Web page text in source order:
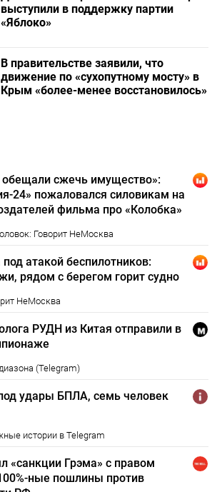
выступили в поддержку партии
«Яблоко»
В правительстве заявили, что
движение по «сухопутному мосту» в
Крым «более-менее восстановилось»